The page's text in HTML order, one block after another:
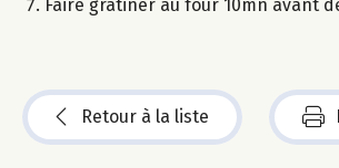
Faire gratiner au four 10mn avant
Retour à la liste